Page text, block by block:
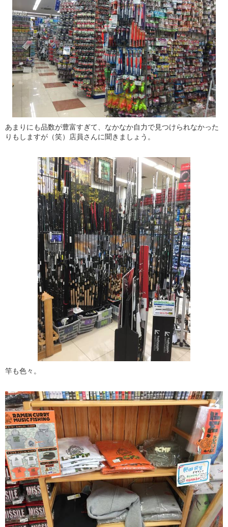
あまりにも品数が豊富すぎて、なかなか自力で見つけられなかった
りもしますが（笑）店員さんに聞きましょう。
竿も色々。